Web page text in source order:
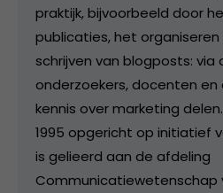
praktijk, bijvoorbeeld door
publicaties, het
schrijven van blogposts: via
onderzoekers, docenten en
kennis over marketing
1995 opgericht op initiatief
is gelieerd aan de afdeling
Communicatiewetenschap